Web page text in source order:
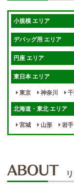
短期OK
週1～OK
宿泊相談可
指名料100％バック！
女性スタッフがいる！
週１～OK
かけもちOK
小規模 エリア
デバッグ用 エリア
円座 エリア
東日本 エリア
東京 神奈川
北海道・東北 エリア
宮城 山形 岩手
静岡
関西 エリア